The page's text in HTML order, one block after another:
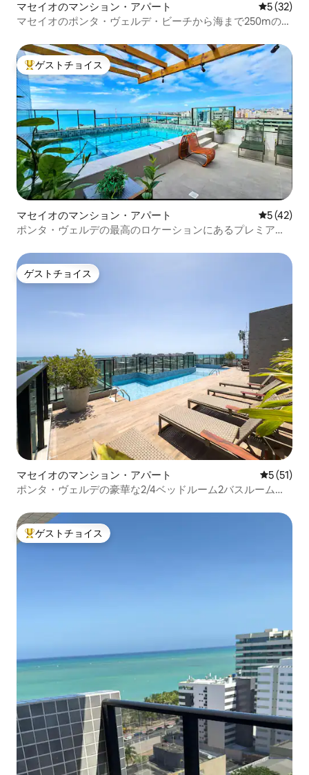
マセイオのマンション・アパート レビュー
5 (32)
マセイオのポンタ・ヴェルデ・ビーチから海まで250mの豪
大好評のゲストチョイスです。
ゲストチョイス
マセイオのマンション・アパート レビュー
5 (42)
ポンタ・ヴェルデの最高のロケーションにあるプレミアム
ゲストチョイス
ゲストチョイス
マセイオのマンション・アパート レビュー
5 (51)
ポンタ・ヴェルデの豪華な2/4ベッドルーム2バスルームの
大好評のゲストチョイスです。
ゲストチョイス